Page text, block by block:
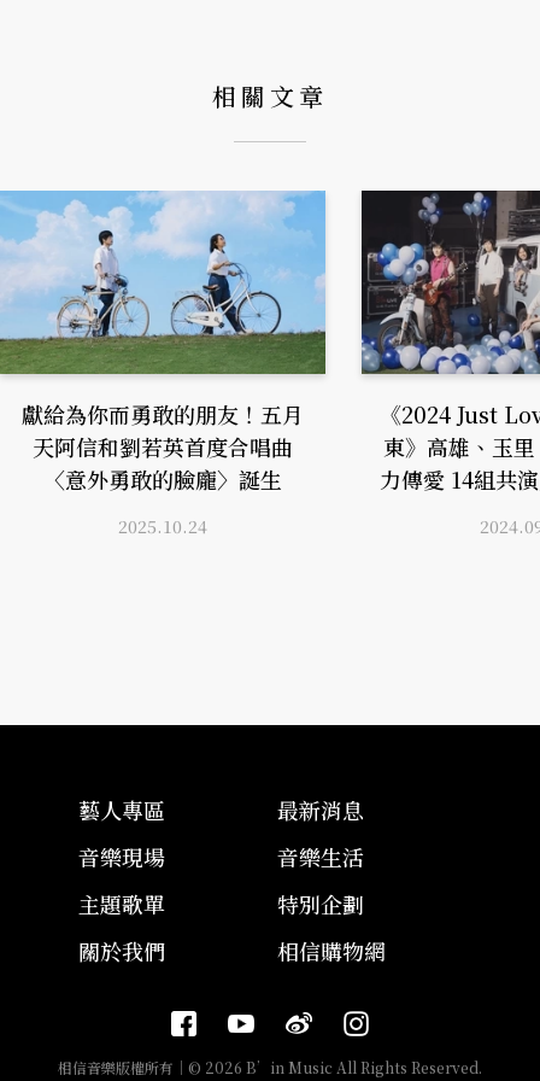
相關文章
獻給為你而勇敢的朋友！五月
天阿信和劉若英首度合唱曲
〈意外勇敢的臉龐〉誕生
2025.10.24
《2024 Just
東》高雄、玉
力傳愛 14組共
藝人專區
最新消息
音樂現場
音樂生活
主題歌單
特別企劃
關於我們
相信購物網
相信音樂版權所有｜© 2026 B’in Music All Rights Reserved.